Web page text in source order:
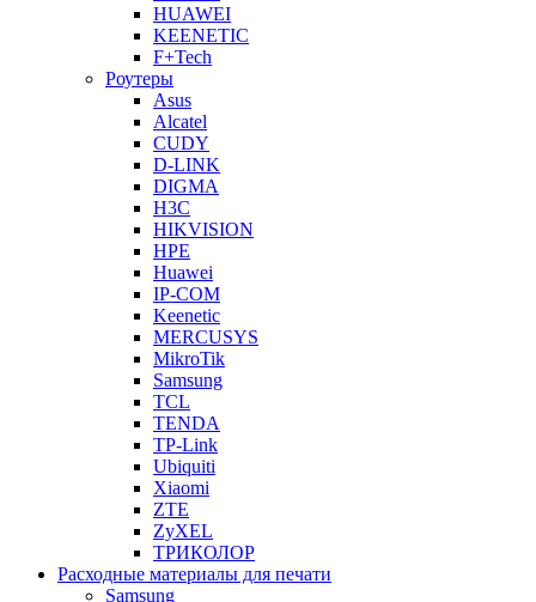
HUAWEI
KEENETIC
F+Tech
Роутеры
Asus
Alcatel
CUDY
D-LINK
DIGMA
H3C
HIKVISION
HPE
Huawei
IP-COM
Keenetic
MERCUSYS
MikroTik
Samsung
TCL
TENDA
TP-Link
Ubiquiti
Xiaomi
ZTE
ZyXEL
ТРИКОЛОР
Расходные материалы для печати
Samsung